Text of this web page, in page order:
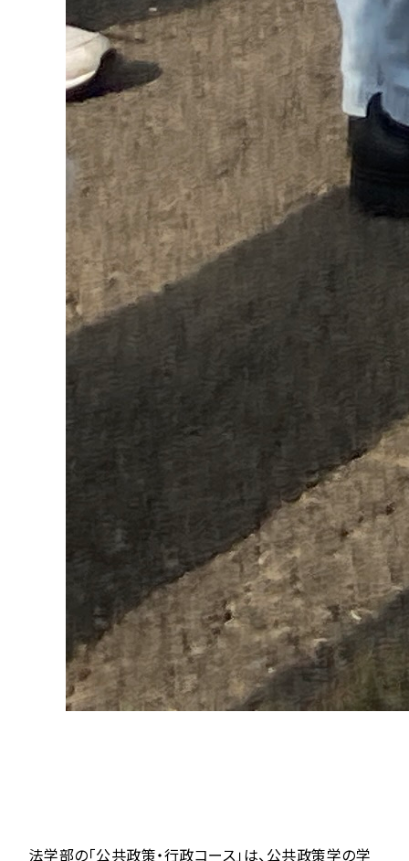
法学部の「公共政策・行政コース」は、公共政策学の学